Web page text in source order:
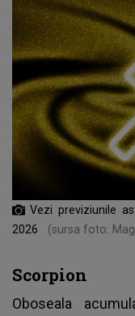
Vezi previziunile
2026
(sursa foto:
Scorpion
Oboseala